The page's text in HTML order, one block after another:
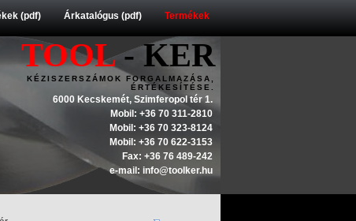
(pdf) Árkatalógus (pdf) Termékek
TOOL- KER
KÉZISZERSZÁMOK FORGALMAZÁSA,
ÉRTÉKESÍTÉSE.
6000 Kecskemét, Szimferopol tér 1.
Mobil: +36 70 311-2810
Mobil: +36 70 323-8124
Mobil: +36 70 622-3153
Fax: +36 76 489-242
e-mail: info@toolker.hu